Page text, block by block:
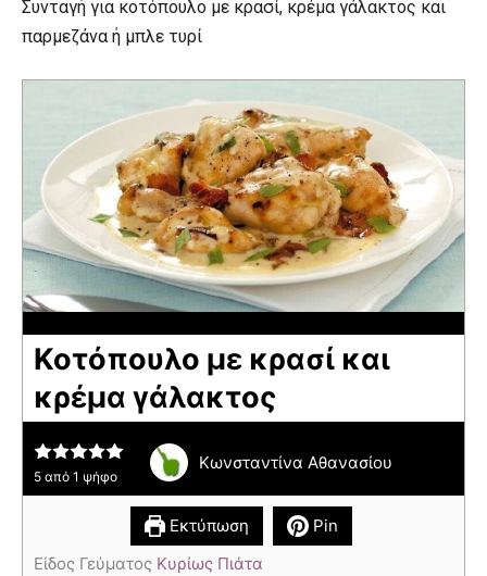
Συνταγή για κοτόπουλο με κρασί, κρέμα γάλακτος και
παρμεζάνα ή μπλε τυρί
Κοτόπουλο με κρασί και
κρέμα γάλακτος
5 από 1 ψήφο
Κωνσταντίνα Αθανασίου
Εκτύπωση
Pin
Είδος Γεύματος Κυρίως Πιάτα